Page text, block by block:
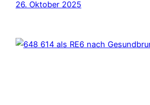
26. Oktober 2025